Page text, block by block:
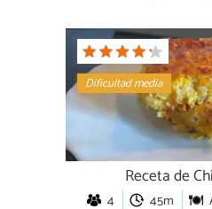
Dificultad media
Receta de
4 45m